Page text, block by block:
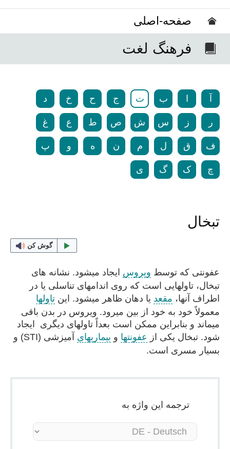
صفحه-اصلی
فرهنگ لغت
ب ت ج ح خ د
ر ز س ش ص ط ع غ
ف ق ل م ن ه و پ
چ ک گ ی
تبخال
گوش کن
عفونتی که توسط ویروس ایجاد میشود. نشانه های
تبخال، تاولهایی است که روی اندامهای تناسلی یا در
اطراف آنها، مقعد یا دهان ظاهر میشود. این تاولها
معمولاً خود به خود از بین میرود. ویروس در بدن باقی
میماند و بنابراین ممکن است بعداً تاولهای دیگری ایجاد
شود. تبخال یکی از عفونتها و بیماریهای
آمیزشی (STI) و
بسیار مسری است.
ترجمه این واژه به